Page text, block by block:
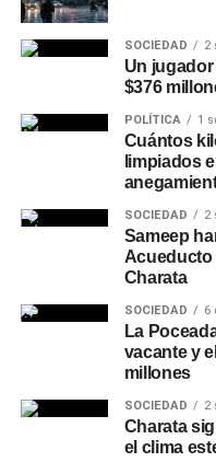
SOCIEDAD 2
Un
$376
POLÍTICA 1
Cuántos
limpiados
SOCIEDAD 2
Sameep
Acueducto
Charata
SOCIEDAD 6
La
vacante y
millones
SOCIEDAD 2
Charata
el clima